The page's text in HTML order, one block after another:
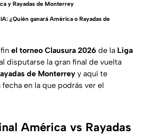
y Rayadas de Monterrey
¿Quién ganará América o Rayadas de
el torneo Clausura 2026 de la Liga
disputarse la gran final de vuelta
de Monterrey y aquí te
en la que podrás ver el
América vs Rayadas